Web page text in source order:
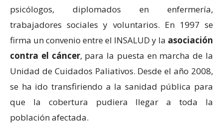
psicólogos, diplomados en enfermería,
trabajadores sociales y voluntarios. En 1997 se
firma un convenio entre el INSALUD y la asociación
contra el cáncer, para la puesta en marcha de la
Unidad de Cuidados Paliativos. Desde el año 2008,
se ha ido transfiriendo a la sanidad pública para
que la cobertura pudiera llegar a toda la
población afectada.